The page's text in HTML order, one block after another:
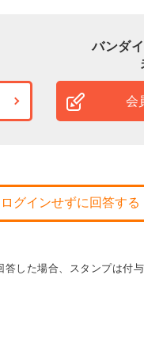
バンダ
会
グインせずに回答する
した場合、スタンプは付